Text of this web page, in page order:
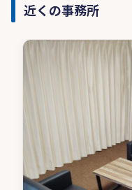
近くの事務所